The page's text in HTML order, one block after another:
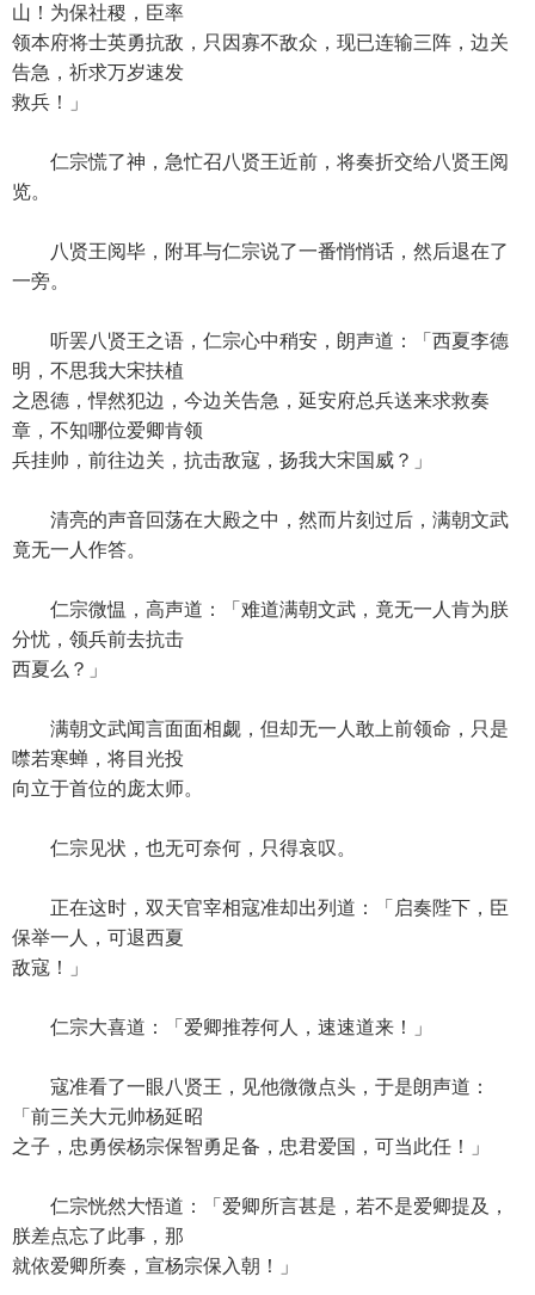
山！为保社稷，臣率
领本府将士英勇抗敌，只因寡不敌众，现已连输三阵，边关
告急，祈求万岁速发
救兵！」
仁宗慌了神，急忙召八贤王近前，将奏折交给八贤王阅
览。
八贤王阅毕，附耳与仁宗说了一番悄悄话，然后退在了
一旁。
听罢八贤王之语，仁宗心中稍安，朗声道：「西夏李德
明，不思我大宋扶植
之恩德，悍然犯边，今边关告急，延安府总兵送来求救奏
章，不知哪位爱卿肯领
兵挂帅，前往边关，抗击敌寇，扬我大宋国威？」
清亮的声音回荡在大殿之中，然而片刻过后，满朝文武
竟无一人作答。
仁宗微愠，高声道：「难道满朝文武，竟无一人肯为朕
分忧，领兵前去抗击
西夏么？」
满朝文武闻言面面相觑，但却无一人敢上前领命，只是
噤若寒蝉，将目光投
向立于首位的庞太师。
仁宗见状，也无可奈何，只得哀叹。
正在这时，双天官宰相寇准却出列道：「启奏陛下，臣
保举一人，可退西夏
敌寇！」
仁宗大喜道：「爱卿推荐何人，速速道来！」
寇准看了一眼八贤王，见他微微点头，于是朗声道：
「前三关大元帅杨延昭
之子，忠勇侯杨宗保智勇足备，忠君爱国，可当此任！」
仁宗恍然大悟道：「爱卿所言甚是，若不是爱卿提及，
朕差点忘了此事，那
就依爱卿所奏，宣杨宗保入朝！」